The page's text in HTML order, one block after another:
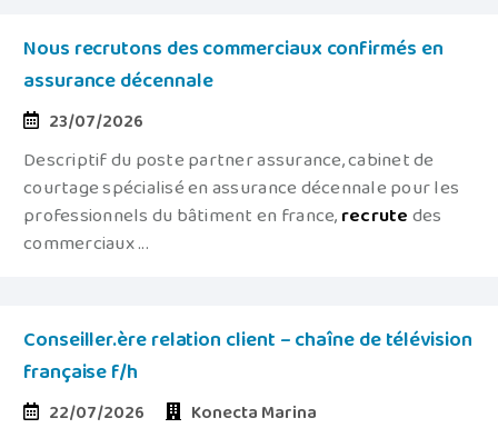
Nous recrutons des commerciaux confirmés en
assurance décennale
23/07/2026
Descriptif du poste partner assurance, cabinet de
courtage spécialisé en assurance décennale pour les
professionnels du bâtiment en france,recrutedes
commerciaux ...
Conseiller.ère relation client – chaîne de télévision
française f/h
22/07/2026 Konecta Marina